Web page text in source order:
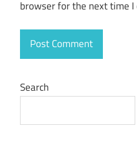
browser for the next time I
Search